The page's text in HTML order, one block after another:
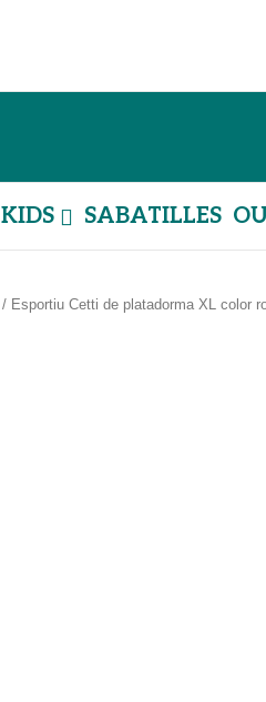
KIDS SABATILLES
/ Esportiu Cetti de platadorma XL color